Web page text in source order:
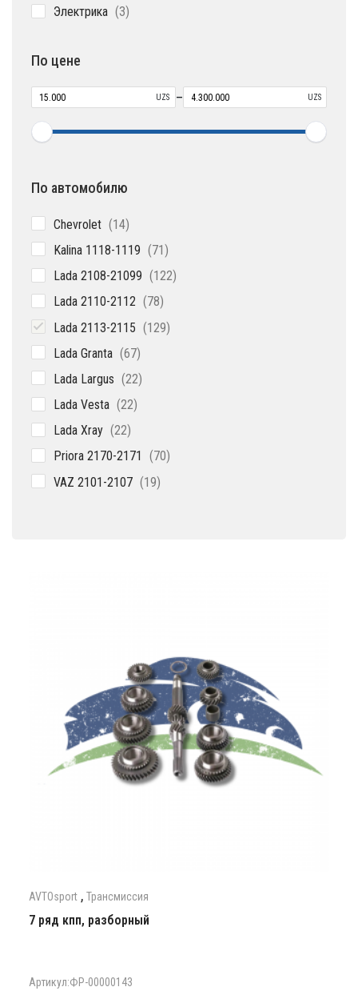
Электрика 33
По цене
UZS – UZS
По автомобилю
Chevrolet 1414
Kalina 1118-1119 7171
Lada 2108-21099 122122
Lada 2110-2112 7878
Lada 2113-2115 129129
Lada Granta 6767
Lada Largus 2222
Lada Vesta 2222
Lada Xray 2222
Priora 2170-2171 7070
VAZ 2101-2107 1919
AVTOsport , Трансмиссия
7 ряд кпп, разборный
Артикул:ФР-00000143